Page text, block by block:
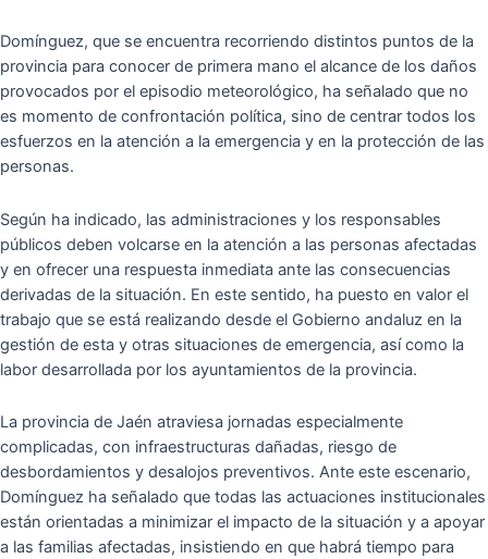
Domínguez, que se encuentra recorriendo distintos puntos de la
provincia para conocer de primera mano el alcance de los daños
provocados por el episodio meteorológico, ha señalado que no
es momento de confrontación política, sino de centrar todos los
esfuerzos en la atención a la emergencia y en la protección de las
personas.
Según ha indicado, las administraciones y los responsables
públicos deben volcarse en la atención a las personas afectadas
y en ofrecer una respuesta inmediata ante las consecuencias
derivadas de la situación. En este sentido, ha puesto en valor el
trabajo que se está realizando desde el Gobierno andaluz en la
gestión de esta y otras situaciones de emergencia, así como la
labor desarrollada por los ayuntamientos de la provincia.
La provincia de Jaén atraviesa jornadas especialmente
complicadas, con infraestructuras dañadas, riesgo de
desbordamientos y desalojos preventivos. Ante este escenario,
Domínguez ha señalado que todas las actuaciones institucionales
están orientadas a minimizar el impacto de la situación y a apoyar
a las familias afectadas, insistiendo en que habrá tiempo para